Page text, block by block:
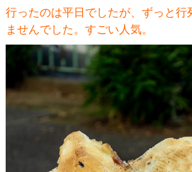
行ったのは平日でしたが、ずっと行
ませんでした。すごい人気。